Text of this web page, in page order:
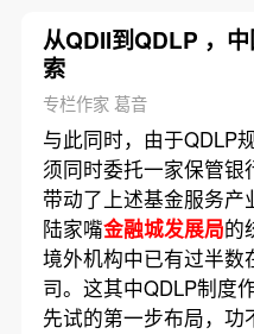
从QDII到QDLP ，
索
专栏作家 葛音
与此同时，由于QDLP
须同时委托一家保管
带动了上述基金服务产
陆家嘴金融城发展局的
境外机构中已有过半数
司。这其中QDLP制度
先试的第一步布局，